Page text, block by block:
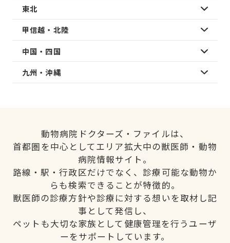
東北
甲信越・北陸
中国・四国
九州・沖縄
動物病院ドクターズ・ファイルは、
首都圏を中心としてエリア拡大中の獣医師・動物
病院情報サイト。
路線・駅・行政区だけでなく、診療可能な動物か
らも検索できることが特徴的。
獣医師の診療方針や診療に対する想いを取材し記
事として発信し、
ペットも大切な家族として健康管理を行うユーザ
ーをサポートしています。